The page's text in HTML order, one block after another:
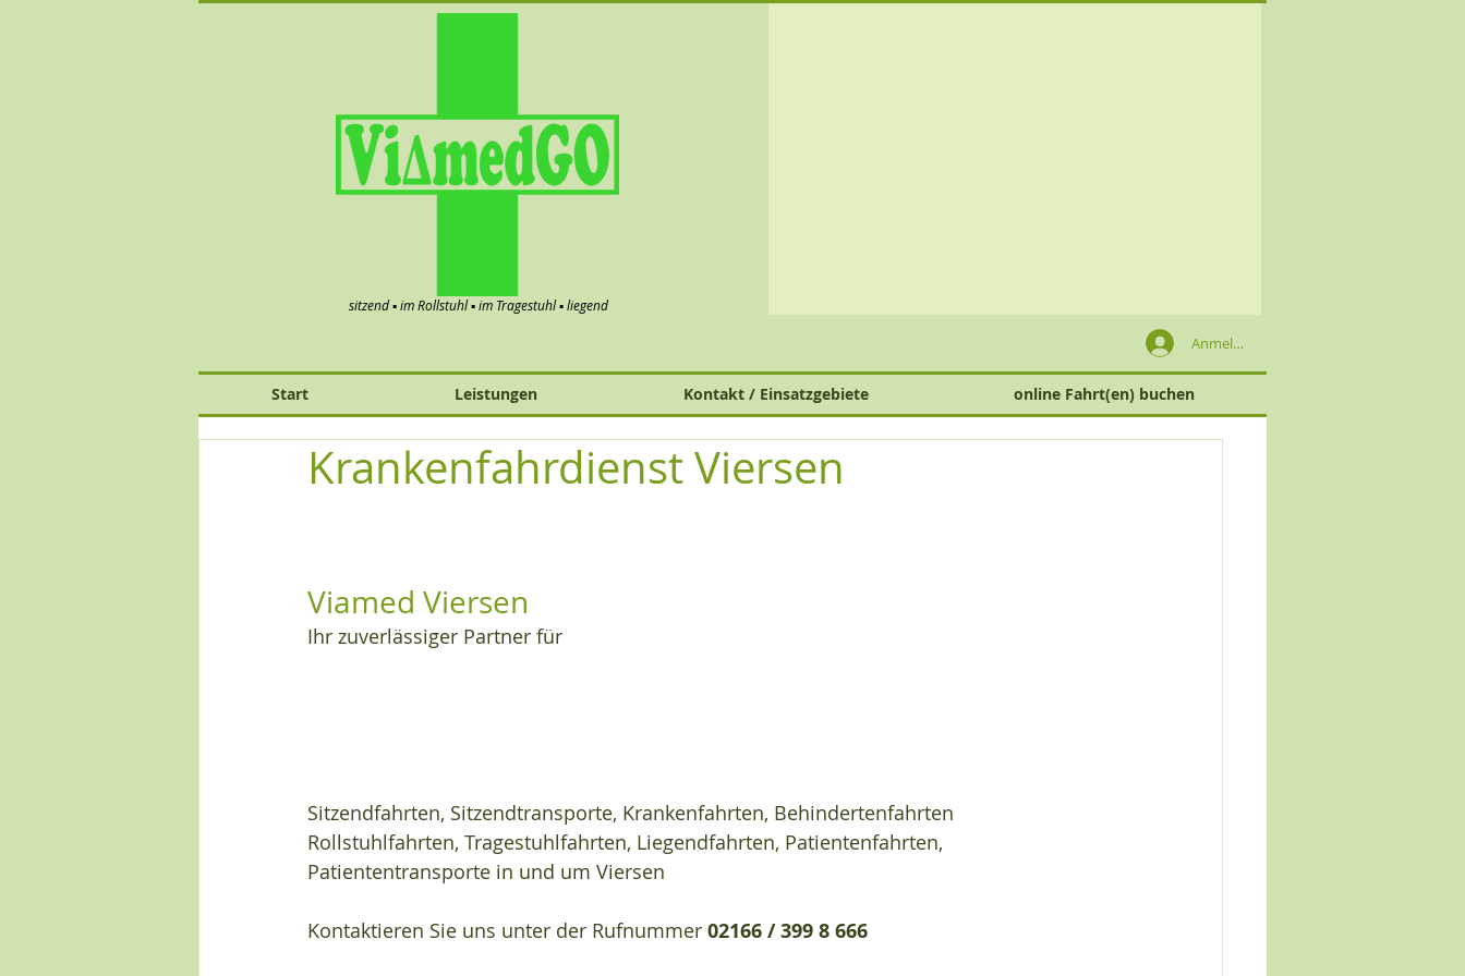
sitzend ▪ im Rollstuhl ▪ im Tragestuhl ▪ liegend
Anmelden
Start Leistungen Kontakt / Einsatzgebiete online Fahrt(en) buchen
Krankenfahrdienst Viersen
Viamed Viersen
Ihr zuverlässiger Partner für
Sitzendfahrten, Sitzendtransporte, Krankenfahrten, Behindertenfahrten
Rollstuhlfahrten, Tragestuhlfahrten, Liegendfahrten, Patientenfahrten,
Patiententransporte in und um Viersen
Kontaktieren Sie uns unter der Rufnummer 02166 / 399 8 666